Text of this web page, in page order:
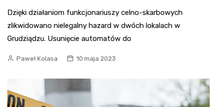
Dzięki działaniom funkcjonariuszy celno-skarbowych
zlikwidowano nielegalny hazard w dwóch lokalach w
Grudziądzu. Usunięcie automatów do
Paweł Kolasa 10 maja 2023